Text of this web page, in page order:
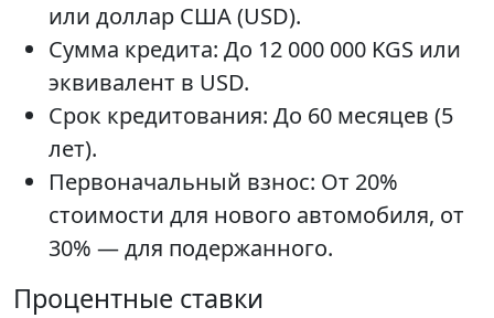
или доллар США (USD).
Сумма кредита: До 12 000 000 KGS или
эквивалент в USD.
Срок кредитования: До 60 месяцев (5
лет).
Первоначальный взнос: От 20%
стоимости для нового автомобиля, от
30% — для подержанного.
Процентные ставки